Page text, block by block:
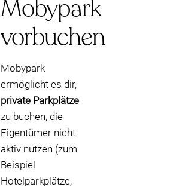
Mobypark
vorbuchen
Mobypark
ermöglicht es dir,
private Parkplätze
zu buchen, die
Eigentümer nicht
aktiv nutzen (zum
Beispiel
Hotelparkplätze,